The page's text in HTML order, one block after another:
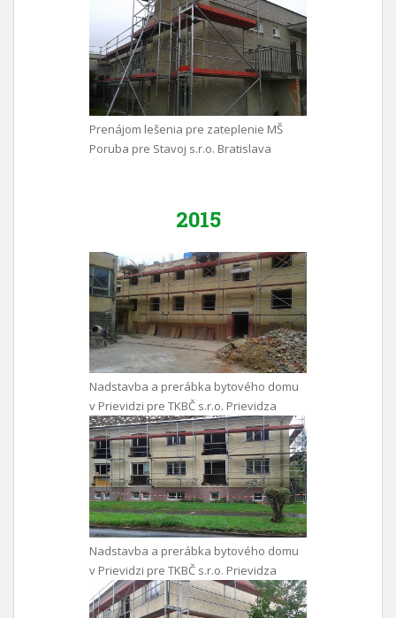
Prenájom lešenia pre zateplenie MŠ
Poruba pre Stavoj s.r.o. Bratislava
2015
Nadstavba a prerábka bytového domu
v Prievidzi pre TKBČ s.r.o. Prievidza
Nadstavba a prerábka bytového domu
v Prievidzi pre TKBČ s.r.o. Prievidza